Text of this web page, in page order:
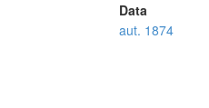
Data
aut. 1874